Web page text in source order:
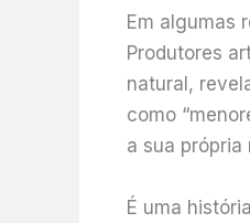
Em algumas
Produtores
natural,
como
a sua
É uma